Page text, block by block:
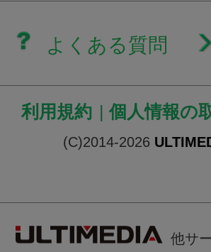
よくある質問
利用規約 | 個人情報の
(C)2014-2026
他サ